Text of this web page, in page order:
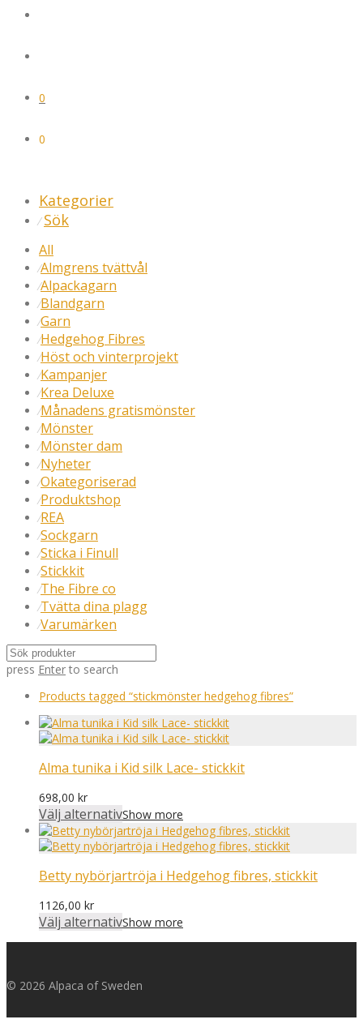
0
0
Kategorier
⁄ Sök
All
⁄Almgrens tvättvål
⁄Alpackagarn
⁄Blandgarn
⁄Garn
⁄Hedgehog Fibres
⁄Höst och vinterprojekt
⁄Kampanjer
⁄Krea Deluxe
⁄Månadens gratismönster
⁄Mönster
⁄Mönster dam
⁄Nyheter
⁄Okategoriserad
⁄Produktshop
⁄REA
⁄Sockgarn
⁄Sticka i Finull
⁄Stickkit
⁄The Fibre co
⁄Tvätta dina plagg
⁄Varumärken
press Enter to search
Products tagged “stickmönster hedgehog fibres”
Alma tunika i Kid silk Lace- stickkit
698,00 kr
Välj alternativShow more
Betty nybörjartröja i Hedgehog fibres, stickkit
1126,00 kr
Välj alternativShow more
© 2026 Alpaca of Sweden